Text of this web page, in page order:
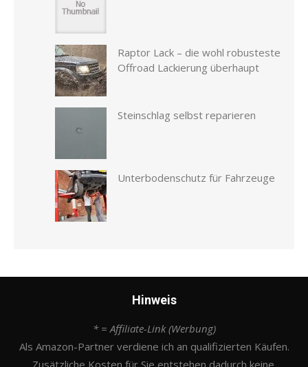
Raptor Lack – die wohl robusteste
Offroad Lackierung überhaupt
Steinschlag selbst reparieren
Unterbodenschutz für Fahrzeuge
Hinweis
* = Affiliate-Link (Werbung)
Als Amazon-Partner verdiene ich an qualifizierten Käufen.